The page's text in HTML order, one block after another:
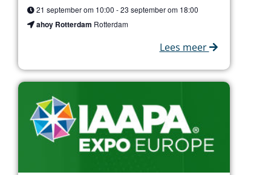
21 september om 10:00 -23 september om 18:00
ahoy Rotterdam Rotterdam
Lees meer